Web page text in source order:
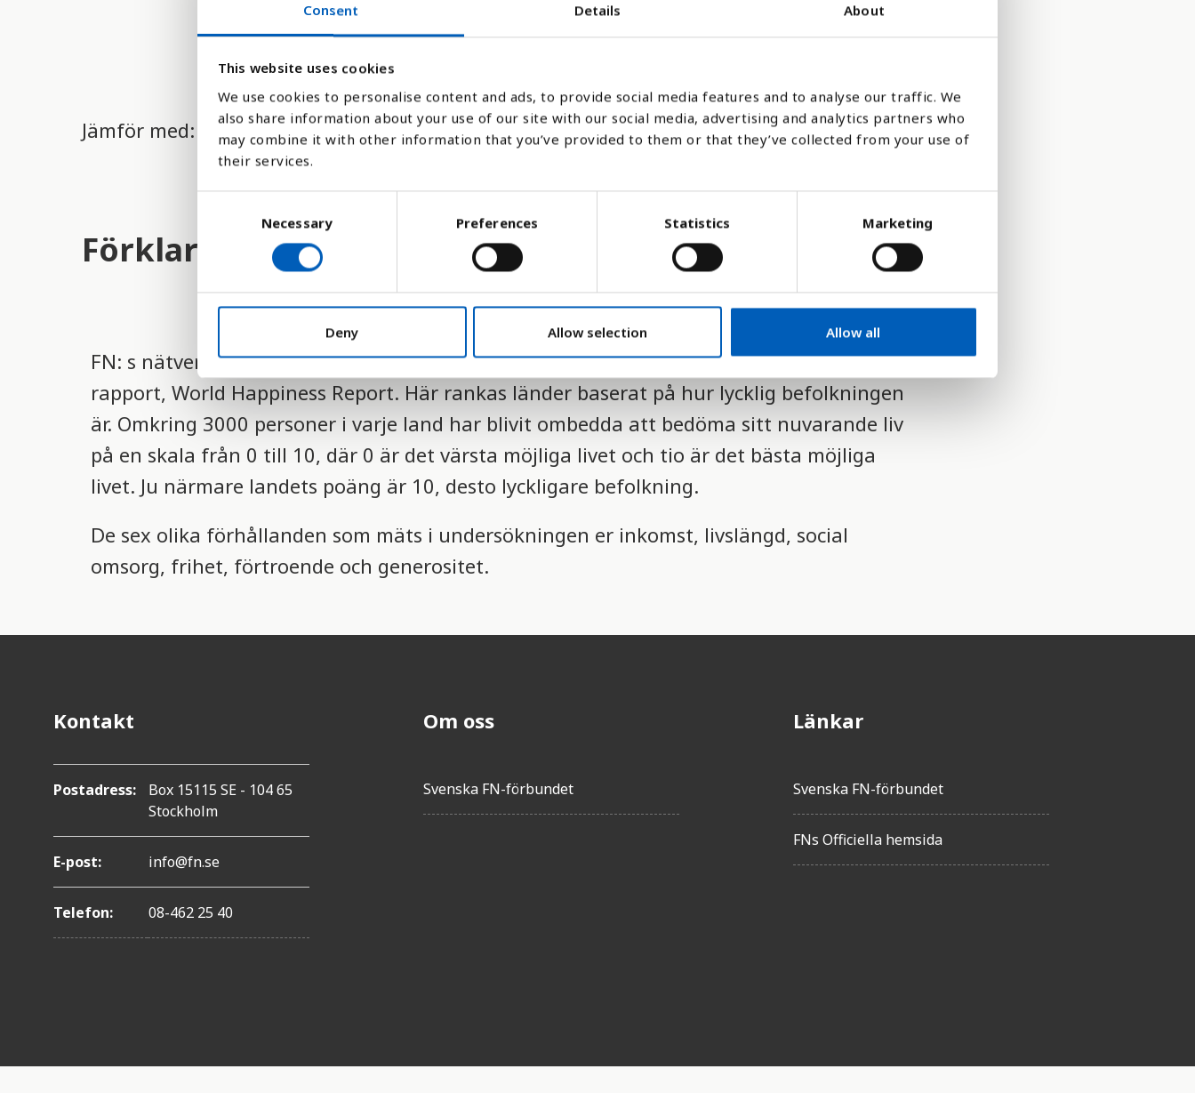
Consent Details About
This website uses cookies
We use cookies to personalise content and ads, to provide social media features and to analyse our traffic. We
also share information about your use of our site with our social media, advertising and analytics partners who
may combine it with other information that you’ve provided to them or that they’ve collected from your use of
their services.
n
e
l
e
t
i
Necessary Preferences Statistics Marketing
Deny Allow selection Allow all
Stapeldiagram
Jämför med:
Förklaring
FN: s nätverk för hållbar utvecklingslösningar (SDSN) har skapat ett index och en årlig
rapport, World Happiness Report. Här rankas länder baserat på hur lycklig befolkningen
är. Omkring 3000 personer i varje land har blivit ombedda att bedöma sitt nuvarande liv
på en skala från 0 till 10, där 0 är det värsta möjliga livet och tio är det bästa möjliga
livet. Ju närmare landets poäng är 10, desto lyckligare befolkning.
De sex olika förhållanden som mäts i undersökningen er inkomst, livslängd, social
omsorg, frihet, förtroende och generositet.
Kontakt
Postadress:
Box 15115 SE - 104 65
Stockholm
E-post: info@fn.se
Telefon: 08-462 25 40
Om oss
Svenska FN-förbundet
Länkar
Svenska FN-förbundet
FNs Officiella hemsida